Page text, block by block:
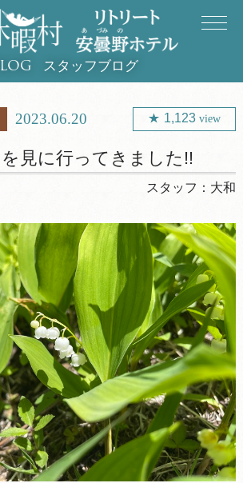
スタッフブログ
2023.06.20 1,123view
見に行ってきました!!
スタッフ： 大和